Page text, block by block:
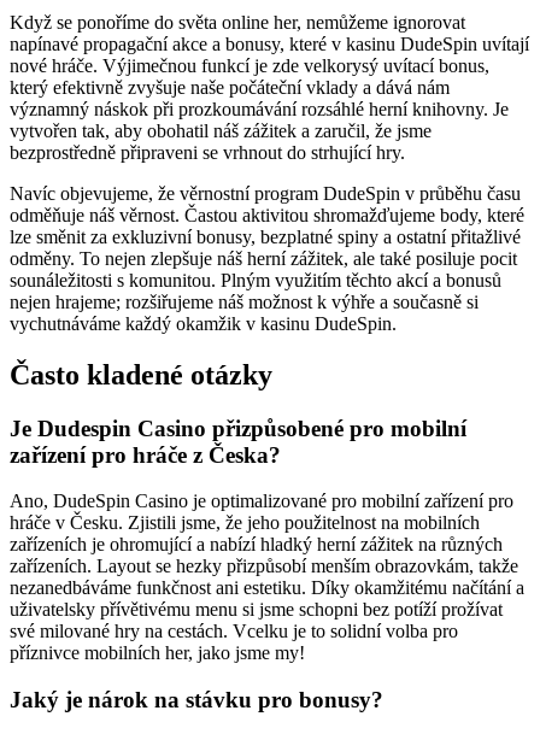
Když se ponoříme do světa online her, nemůžeme ignorovat
napínavé propagační akce a bonusy, které v kasinu DudeSpin uvítají
nové hráče. Výjimečnou funkcí je zde velkorysý uvítací bonus,
který efektivně zvyšuje naše počáteční vklady a dává nám
významný náskok při prozkoumávání rozsáhlé herní knihovny. Je
vytvořen tak, aby obohatil náš zážitek a zaručil, že jsme
bezprostředně připraveni se vrhnout do strhující hry.
Navíc objevujeme, že věrnostní program DudeSpin v průběhu času
odměňuje náš věrnost. Častou aktivitou shromažďujeme body, které
lze směnit za exkluzivní bonusy, bezplatné spiny a ostatní přitažlivé
odměny. To nejen zlepšuje náš herní zážitek, ale také posiluje pocit
sounáležitosti s komunitou. Plným využitím těchto akcí a bonusů
nejen hrajeme; rozšiřujeme náš možnost k výhře a současně si
vychutnáváme každý okamžik v kasinu DudeSpin.
Často kladené otázky
Je Dudespin Casino přizpůsobené pro mobilní
zařízení pro hráče z Česka?
Ano, DudeSpin Casino je optimalizované pro mobilní zařízení pro
hráče v Česku. Zjistili jsme, že jeho použitelnost na mobilních
zařízeních je ohromující a nabízí hladký herní zážitek na různých
zařízeních. Layout se hezky přizpůsobí menším obrazovkám, takže
nezanedbáváme funkčnost ani estetiku. Díky okamžitému načítání a
uživatelsky přívětivému menu si jsme schopni bez potíží prožívat
své milované hry na cestách. Vcelku je to solidní volba pro
příznivce mobilních her, jako jsme my!
Jaký je nárok na stávku pro bonusy?